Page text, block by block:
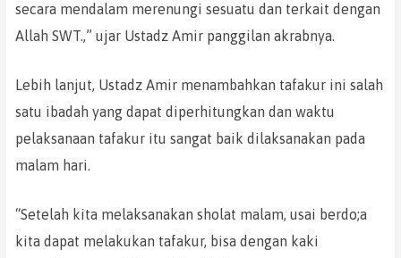
secara mendalam merenungi sesuatu dan terkait dengan
Allah SWT.,” ujar Ustadz Amir panggilan akrabnya.
Lebih lanjut, Ustadz Amir menambahkan tafakur ini salah
satu ibadah yang dapat diperhitungkan dan waktu
pelaksanaan tafakur itu sangat baik dilaksanakan pada
malam hari.
“Setelah kita melaksanakan sholat malam, usai berdo;a
kita dapat melakukan tafakur, bisa dengan kaki